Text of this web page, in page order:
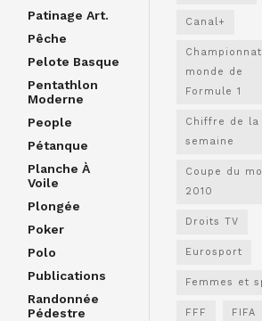
Patinage Art.
Pêche
Pelote Basque
Pentathlon
Moderne
People
Pétanque
Planche À
Voile
Plongée
Poker
Polo
Publications
Randonnée
Pédestre
Canal+
monde de
Formule 1
Chiffre de la
semaine
Coupe du
2010
Droits TV
Eurosport
Femmes et
FFF FIFA